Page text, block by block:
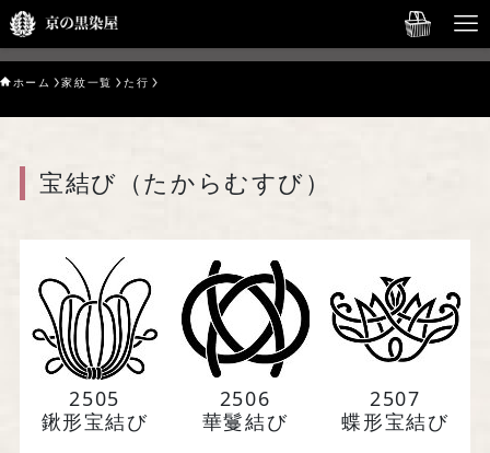
オンラインショップ
京の黒染屋について
Service
Gallery
Our Story
お問い合わせ
ホーム 家紋一覧 た行
宝結び（たからむすび）
2505
鍬形宝結び
2506
華鬘結び
2507
蝶形宝結び